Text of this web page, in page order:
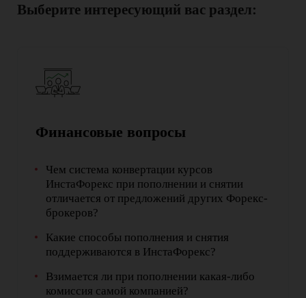
Выберите интересующий вас раздел:
Финансовые вопросы
Чем система конвертации курсов
ИнстаФорекс при пополнении и снятии
отличается от предложений других Форекс-
брокеров?
Какие способы пополнения и снятия
поддерживаются в ИнстаФорекс?
Взимается ли при пополнении какая-либо
комиссия самой компанией?